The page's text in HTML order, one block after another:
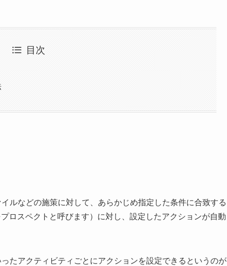
目次
ルなどの施策に対して、あらかじめ指定した条件に合致する
ロスペクトと呼びます）に対し、設定したアクションが自動
たアクティビティごとにアクションを設定できるというのが